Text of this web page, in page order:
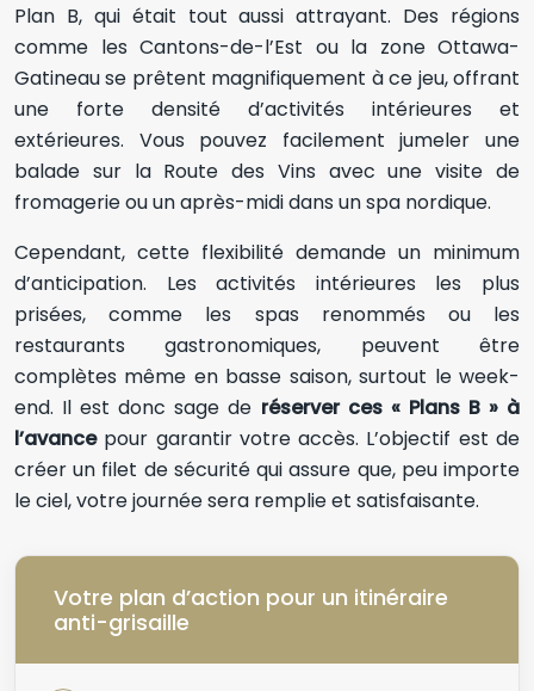
Plan B, qui était tout aussi attrayant. Des régions
comme les Cantons-de-l’Est ou la zone Ottawa-
Gatineau se prêtent magnifiquement à ce jeu, offrant
une forte densité d’activités intérieures et
extérieures. Vous pouvez facilement jumeler une
balade sur la Route des Vins avec une visite de
fromagerie ou un après-midi dans un spa nordique.
Cependant, cette flexibilité demande un minimum
d’anticipation. Les activités intérieures les plus
prisées, comme les spas renommés ou les
restaurants gastronomiques, peuvent être
complètes même en basse saison, surtout le week-
end. Il est donc sage de réserver ces « Plans B » à
l’avancepour garantir votre accès. L’objectif est de
créer un filet de sécurité qui assure que, peu importe
le ciel, votre journée sera remplie et satisfaisante.
Votre plan d’action pour un itinéraire
anti-grisaille